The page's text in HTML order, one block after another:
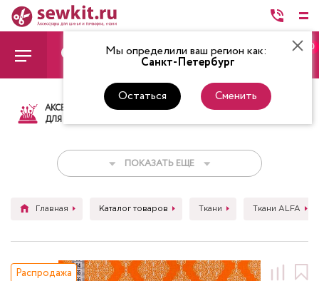
Мы определили ваш регион как:
Санкт-Петербург
Остаться Сменить
0
АКСЕССУАРЫ
ДЛЯ ШИТЬЯ
ТКАНИ НИТКИ
ПОКАЗАТЬ ЕЩЕ
Главная Каталог товаров Ткани Ткани ALFA
Распродажа